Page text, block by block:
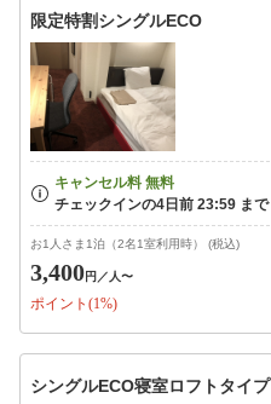
限定特割シングルECO
お1人さま1泊（2名1室利用時） (税込)
3,400円 ／人〜
ポイント(1%)
シングルECO寝室ロフトタイプ